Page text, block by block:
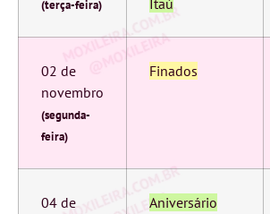
(terça-feira)
Itaú
02 de
novembro
(segunda-
feira)
Finados
04 de
Aniversário